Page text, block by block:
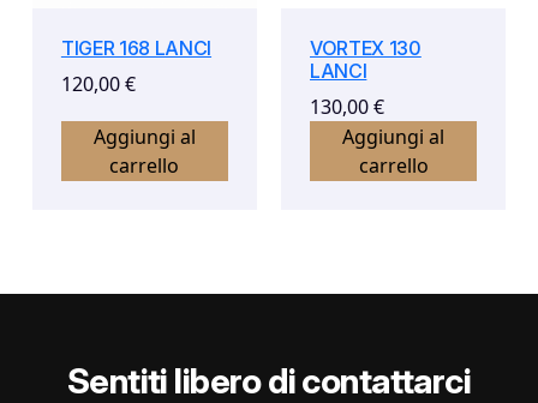
TIGER 168 LANCI
120,00€
Aggiungi al
carrello
VORTEX 130
LANCI
130,00€
Aggiungi al
carrello
Sentiti libero di contattarci